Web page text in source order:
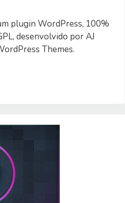
plugin WordPress, 100%
desenvolvido por AJ
Themes.